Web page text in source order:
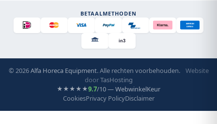
BETAALMETHODEN
Bancontact
Klarna.
AMERICAN
EXPRESS
in3
© 2026Alfa Horeca Equipment. Alle rechten voorbehouden.
Website
doorTasHosting
★★★★★9.7/10 — WebwinkelKeur
CookiesPrivacy PolicyDisclaimer